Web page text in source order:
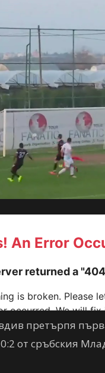
претърпя
от сръбския